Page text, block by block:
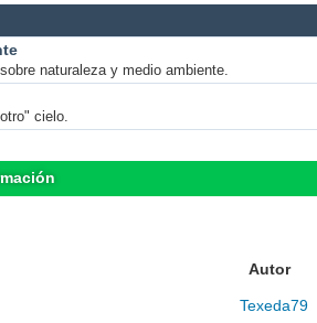
naturaleza y medio ambiente.
cielo.
Autor
Texeda79